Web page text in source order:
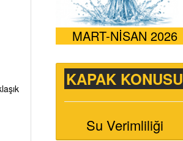
MART-NİSAN 2026
KAPAK KONUSU
Su Verimliliği